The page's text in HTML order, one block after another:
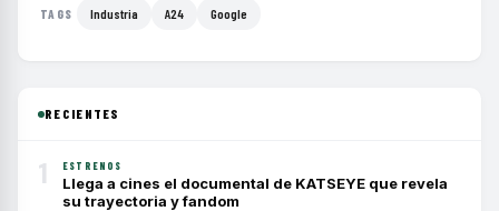
TAGS Industria A24 Google
RECIENTES
1 ESTRENOS
Llega a cines el documental de KATSEYE que revela
su trayectoria y fandom